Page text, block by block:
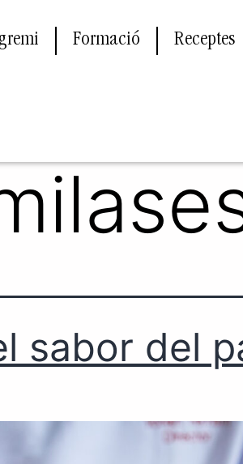
Formació Receptes
sabor del